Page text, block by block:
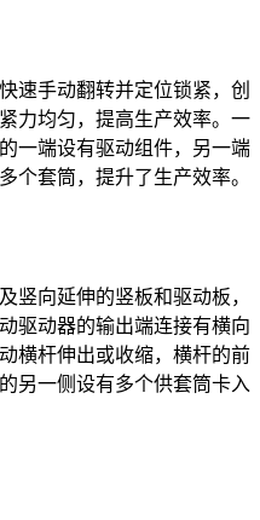
手动翻转并定位锁紧，创
力均匀，提高生产效率。一
一端设有驱动组件，另一端
个套筒，提升了生产效率。
向延伸的竖板和驱动板，
驱动器的输出端连接有横向
横杆伸出或收缩，横杆的前
另一侧设有多个供套筒卡入